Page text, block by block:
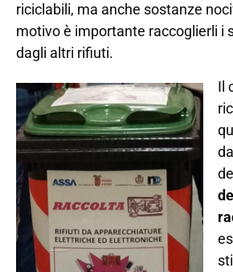
riciclabili, ma anche sostanze
motivo è importante raccoglierli i
dagli altri rifiuti.
Il